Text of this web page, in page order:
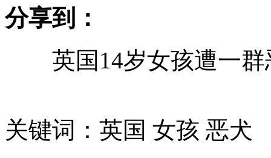
台湾地震致多人受伤 部分高铁停运
国企食堂宴请官员 茅台装矿泉水瓶
湖南娄底突发山体滑坡致一火车脱轨
分享到：
英国14岁女孩遭一群
关键词：英国 女孩 恶犬